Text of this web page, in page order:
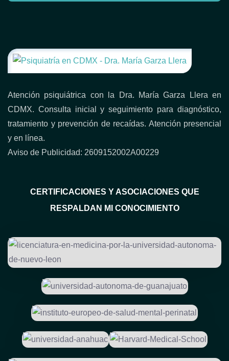
Atención psiquiátrica con la Dra. María Garza Llera en
CDMX. Consulta inicial y seguimiento para diagnóstico,
tratamiento y prevención de recaídas. Atención presencial
y en línea.
Aviso de Publicidad: 2609152002A00229
CERTIFICACIONES Y ASOCIACIONES QUE
RESPALDAN MI CONOCIMIENTO